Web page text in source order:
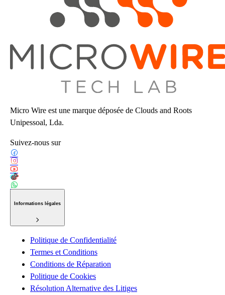
Micro Wire est une marque déposée de Clouds and Roots
Unipessoal, Lda.
Suivez-nous sur
Informations légales
Politique de Confidentialité
Termes et Conditions
Conditions de Réparation
Politique de Cookies
Résolution Alternative des Litiges